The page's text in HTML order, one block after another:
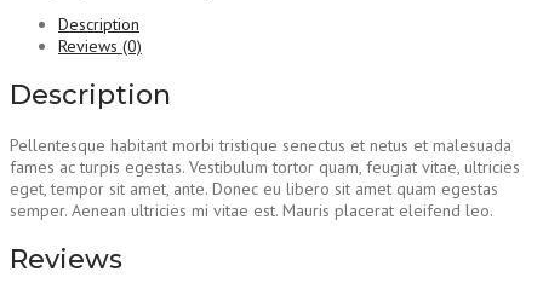
Description
Reviews (0)
Description
Pellentesque habitant morbi tristique senectus et netus et malesuada
fames ac turpis egestas. Vestibulum tortor quam, feugiat vitae, ultricies
eget, tempor sit amet, ante. Donec eu libero sit amet quam egestas
semper. Aenean ultricies mi vitae est. Mauris placerat eleifend leo.
Reviews